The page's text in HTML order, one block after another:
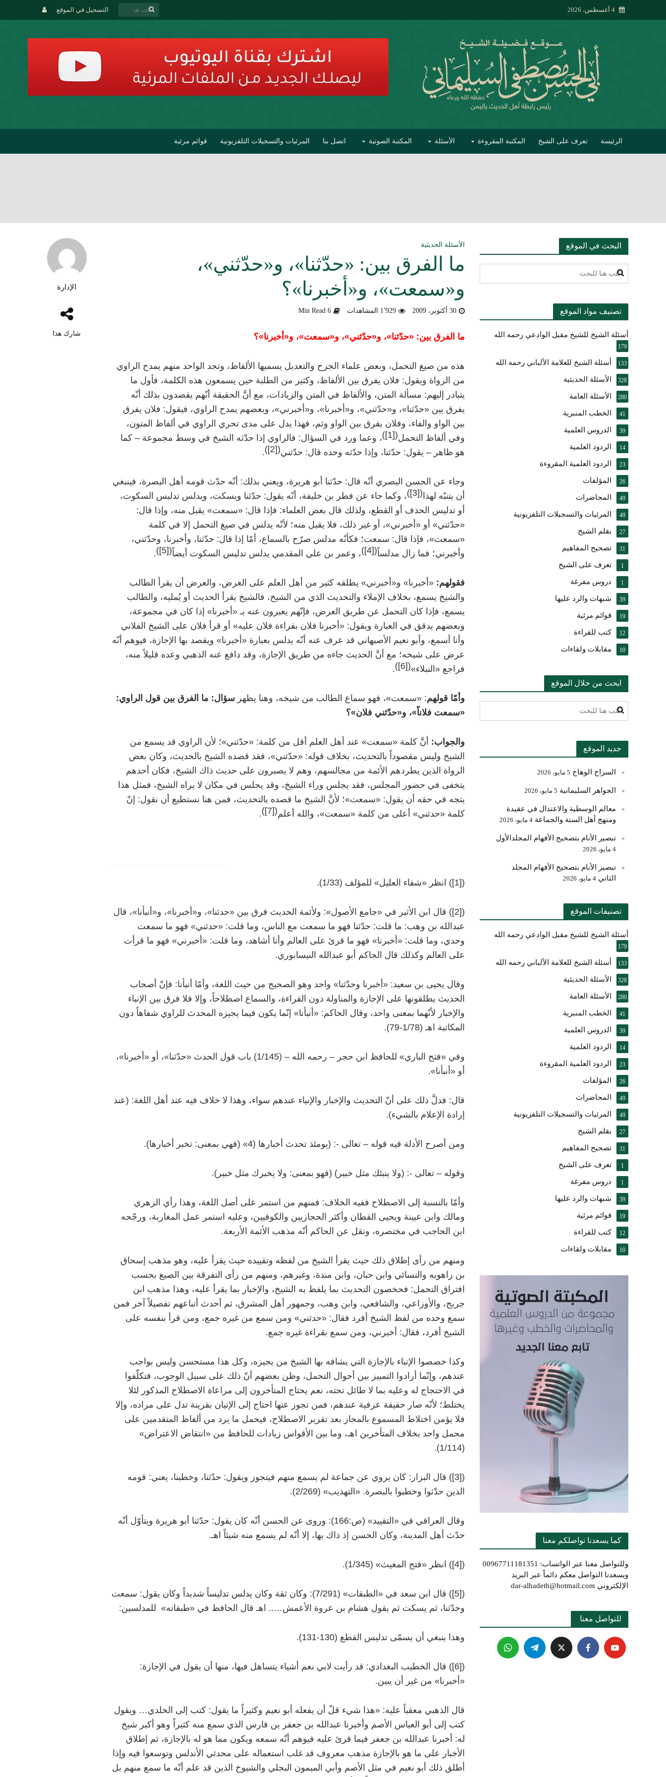
التسجيل في الموقع 4 أغسطس، 2026
الرئيسة تعرف على الشيخ المكتبة المقروءة الأسئلة المكتبة الصوتية اتصل بنا المرئيات والتسجيلات التلفزيونية قوائم مرئية
التعليق على ميثاق العمل الدعوي بين علماء ودعاة اليمن (صوت)
أسئلة عبدالله السليماني الحديثية للشيخ المحدث أبي الحسن السليماني
بيان بشأن حادث نيوزلندا الإرهابي
حقيقة موقف الشيخ الألباني رحمه الله من أخطاء الجماعات الإسلامية
شرح الضوابط الفقهية في التعامل مع المخالف – صوت
النصيحة والتبيان لأهل السودان
الإدارة
شارك هذا
الأسئلة الحديثية
ما الفرق بين: «حدّثنا»، و«حدّثني»،
و«سمعت»، و«أخبرنا»؟
30 أكتوبر، 2009 1٬929 المشاهدات 6 Min Read
ما الفرق بين: «حدّثنا»، و«حدّثني»، و«سمعت»، و«أخبرنا»؟
هذه من صيغ التحمل، وبعض علماء الجرح والتعديل يسميها الألفاظ، وتجد الواحد منهم يمدح الراوي
من الرواة ويقول: فلان يفرق بين الألفاظ، وكثير من الطلبة حين يسمعون هذه الكلمة، فأول ما
يتبادر إليهم: مسألة المتن، والألفاظ في المتن والزيادات، مع أنَّ الحقيقة أنّهم يقصدون بذلك أنّه
يفرق بين «حدّثنا»، و«حدّثني»، و«أخبرنا»، و«أخبرني»، وبعضهم يمدح الراوي، فيقول: فلان يفرق
بين الواو والفاء، وفلان يفرق بين الواو وثم، فهذا يدل على مدى تحري الراوي في ألفاظ المتون،
وفي ألفاظ التحمل(
[1]
)، وعما ورد في السؤال: فالراوي إذا حدّثه الشيخ في وسط مجموعة – كما
هو ظاهر – يقول: حدّثنا، وإذا حدّثه وحده قال: حدّثني(
[2]
)
.
وجاء عن الحسن البصري أنّه قال: حدّثنا أبو هريرة، ويعني بذلك: أنّه حدّث قومه أهل البصرة، فينبغي
أن يتنبّه لهذا (
[3]
)، وكما جاء عن فطر بن خليفة، أنّه يقول: حدّثنا ويسكت، ويدلس تدليس السكوت،
أو تدليس الحذف أو القطع، ولذلك قال بعض العلماء: فإذا قال: «سمعت» يقبل منه، وإذا قال:
«حدّثني» أو «أخبرني»، أو غير ذلك، فلا يقبل منه؛ لأنّه يدلس في صيغ التحمل إلا في كلمة
«سمعت»، فإذا قال: سمعت؛ فكأنّه مدلس صرّح بالسماع، أمّا إذا قال: حدّثنا، وأخبرنا، وحدّثني،
وأخبرني؛ فما زال مدلساً(
[4]
)، وعمر بن علي المقدمي يدلس تدليس السكوت أيضاً(
[5]
)
.
فقولهم: «أخبرنا» و«أخبرني» يطلقه كثير من أهل العلم على العرض، والعرض أن يقرأ الطالب
والشيخ يسمع، بخلاف الإملاء والتحديث الذي من الشيخ، فالشيخ يقرأ الحديث أو يُمليه، والطالب
يسمع، فإذا كان التحمل عن طريق العرض، فإنّهم يعبرون عنه بـ «أخبرنا» إذا كان في مجموعة،
وبعضهم يدقق في العبارة ويقول: «أخبرنا فلان بقراءة فلان عليه» أو قرأ فلان على الشيخ الفلاني
وأنا أسمع، وأبو نعيم الأصبهاني قد عرف عنه أنّه يدلس بعبارة «أخبرنا» ويقصد بها الإجازة، فيوهم أنّه
عرض على شيخه؛ مع أنَّ الحديث جاءه من طريق الإجازة، وقد دافع عنه الذهبي وعده قليلاً منه،
فراجع «النبلاء»(
[6]
)
.
وأمّا قولهم: «سمعت»، فهو سماع الطالب من شيخه، وهنا يظهر سؤال: ما الفرق بين قول الراوي:
«سمعت فلاناً»، و«حدّثني فلان»؟
والجواب: أنَّ كلمة «سمعت» عند أهل العلم أقل من كلمة: «حدّثني»؛ لأن الراوي قد يسمع من
الشيخ وليس مقصوداً بالتحديث، بخلاف قوله: «حدّثني»، فقد قصده الشيخ بالحديث، وكان بعض
الرواة الذين يطردهم الأئمة من مجالسهم، وهم لا يصبرون على حديث ذاك الشيخ، فكان أحدهم
يتخفى في حضور المجلس، فقد يجلس وراء الشيخ، وقد يجلس في مكان لا يراه الشيخ، فمثل هذا
يتجه في حقه أن يقول: «سمعت»؛ لأنَّ الشيخ ما قصده بالتحديث، فمن هنا نستطيع أن نقول: إنّ
كلمة «حدثني» أعلى من كلمة «سمعت»، والله أعلم(
[7]
)
.
([1]) انظر «شفاء العليل» للمؤلف (1/33).
([2])
قال ابن الأثير في «جامع الأصول»: ولأئمة الحديث فرق بين «حدثنا»، و«أخبرنا»، و«أنبأنا»، قال
عبدالله بن وهب: ما قلت: حدّثنا فهو ما سمعت مع الناس، وما قلت: «حدثني» فهو ما سمعت
وحدي، وما قلت: «أخبرنا» فهو ما قرئ على العالم وأنا أشاهد، وما قلت: «أخبرني» فهو ما قرأت
على العالم وكذلك قال الحاكم أبو عبدالله النيسابوري.
وقال يحيى بن سعيد: «أخبرنا وحدّثنا» واحد وهو الصحيح من حيث اللغة، وأمّا أنبأنا: فإنّ أصحاب
الحديث يطلقونها على الإجازة والمناولة دون القراءة، والسماع اصطلاحاً، وإلا فلا فرق بين الإنباء
والإخبار لأنّهما بمعنى واحد، وقال الحاكم: «أنبأنا» إنّما يكون فيما يجيزه المحدث للراوي شفاهاً دون
المكاتبة اهـ (1/78-79).
وفي «فتح الباري» للحافظ ابن حجر –رحمه الله –
(1/145) باب قول الحدث «حدّثنا»، أو «أخبرنا»،
أو «أنبأنا».
قال: فدلَّ ذلك على أنّ التحديث والإخبار والإنباء عندهم سواء، وهذا لا خلاف فيه عند أهل اللغة: (عند
إرادة الإعلام بالشيء).
ومن أصرح الأدلة فيه قوله –تعالى -: (يومئذ تحدث أخبارها (4» (فهي بمعنى: تخبر أخبارها).
وقوله –تعالى -: (ولا ينبئك مثل خبير) (فهو بمعنى: ولا يخبرك مثل خبير).
وأمّا بالنسبة إلى الاصطلاح ففيه الخلاف: فمنهم من استمر على أصل اللغة، وهذا رأي الزهري
ومالك وابن عيينة ويحيى القطان وأكثر الحجازيين والكوفيين، وعليه استمر عمل المغاربة، ورجّحه
ابن الحاجب في مختصره، ونقل عن الحاكم أنّه مذهب الأئمة الأربعة.
ومنهم من رأى إطلاق ذلك حيث يقرأ الشيخ من لفظه وتقييده حيث يقرأ عليه، وهو مذهب إسحاق
بن راهويه والنسائي وابن حبان، وابن مندة، وغيرهم، ومنهم من رأى التفرقة بين الصيغ بحسب
افتراق التحمل: فحخصون التحديث بما يلفظ به الشيخ، والإخبار بما يقرأ عليه، وهذا مذهب ابن
جريج، والأوزاعي، والشافعي، وابن وهب، وجمهور أهل المشرق، ثم أحدث أتباعهم تفصيلاً آخر فمن
سمع وحده من لفظ الشيخ أفرد فقال: «حدثني» ومن سمع من غيره جمع، ومن قرأ بنفسه على
الشيخ أفرد، فقال: أخبرني، ومن سمع بقراءة غيره جمع.
وكذا خصصوا الإنباء بالإجازة التي يشافه بها الشيخ من يجيزه، وكل هذا مستحسن وليس بواجب
عندهم، وإنّما أرادوا التمييز بين أحوال التحمل، وظن بعضهم أنّ ذلك على سبيل الوجوب، فتكلّفوا
في الاحتجاج له وعليه بما لا طائل تحته، نعم يحتاج المتأخرون إلى مراعاة الاصطلاح المذكور لئلا
يختلط؛ لأنّه صار حقيقة عرفية عندهم، فمن تجوز عنها احتاج إلى الإتيان بقرينة تدل على مراده، وإلا
فلا يؤمن اختلاط المسموع بالمجاز بعد تقرير الاصطلاح، فيحمل ما يرد من ألفاظ المتقدمين على
محمل واحد بخلاف المتأخرين اهـ، وما بين الأقواس زيادات للحافظ من «انتقاض الاعتراض»
(1/114).
([3])
قال البزار: كان يروي عن جماعة لم يسمع منهم فيتجوز ويقول: حدّثنا، وخطبنا، يعني: قومه
الذين حدّثوا وخطبوا بالبصرة. «التهذيب» (2/269).
وقال العراقي في «التقييد» (ص:166): وروى عن الحسن أنّه كان يقول: حدّثنا أبو هريرة ويتأوّل أنّه
حدّث أهل المدينة، وكان الحسن إذ ذاك بها، إلا أنّه لم يسمع منه شيئاً اهـ.
([4]) انظر «فتح المغيث» (1/345).
([5])
قال ابن سعد في «الطبقات» (7/291): وكان ثقة وكان يدلس تدليساً شديداً وكان يقول: سمعت
وحدّثنا، ثم يسكت ثم يقول هشام بن عروة الأعمش….. اهـ قال الحافظ في «طبقاته» للمدلسين:
وهذا ينبغي أن يسمّى تدليس القطع (130-131).
([6])
قال الخطيب البغدادي: قد رأيت لابي نعم أشياء يتساهل فيها، منها أن يقول في الإجازة:
«أخبرنا» من غير أن يبين.
قال الذهبي معقباً عليه: «هذا شيء قلّ أن يفعله أبو نعيم وكثيراً ما يقول: كتب إلى الخلدي… ويقول
كتب إلى أبو العباس الأصم وأخبرنا عبدالله بن جعفر بن فارس الذي سمع منه كثيراً وهو أكبر شيخ
له: أخبرنا عبدالله بن جعفر فيما قرئ عليه فيوهم أنّه سمعه ويكون مما هو له بالإجازة، ثم إطلاق
الأخبار على ما هو بالإجازة مذهب معروف قد غلب استعماله على محدثي الأندلس وتوسعوا فيه وإذا
أطلق ذلك أبو نعيم في مثل الأصم وأبي الميمون البجلي والشيوخ الذين قد علم أنّه ما سمع منهم بل
البحث في الموقع
تصنيف مواد الموقع
أسئلة الشيخ للشيخ مقبل الوادعي رحمه الله
179
أسئلة الشيخ للعلامة الألباني رحمه الله 133
الأسئلة الحديثية 328
الأسئلة العامة 280
الخطب المنبرية 41
الدروس العلمية 39
الردود العلمية 14
الردود العلمية المقروءة 23
المؤلفات 26
المحاضرات 49
المرئيات والتسجيلات التلفزيونية 49
بقلم الشيخ 27
تصحيح المفاهيم 31
تعرف على الشيخ 1
دروس مفرغة 1
شبهات والرد عليها 39
قوائم مرئية 19
كتب للقراءة 12
مقابلات ولقاءات 10
ابحث من خلال الموقع
جديد الموقع
السراج الوهاج 5 مايو، 2026
الجواهر السليمانية 5 مايو، 2026
معالم الوسطية والاعتدال في عقيدة
ومنهج أهل السنة والجماعة 4 مايو، 2026
تبصير الأنام بتصحيح الأفهام المجلدالأول
4 مايو، 2026
تبصير الأنام بتصحيح الأفهام المجلد
الثاني 4 مايو، 2026
تصنيفات الموقع
أسئلة الشيخ للشيخ مقبل الوادعي رحمه الله
179
أسئلة الشيخ للعلامة الألباني رحمه الله 133
الأسئلة الحديثية 328
الأسئلة العامة 280
الخطب المنبرية 41
الدروس العلمية 39
الردود العلمية 14
الردود العلمية المقروءة 23
المؤلفات 26
المحاضرات 49
المرئيات والتسجيلات التلفزيونية 49
بقلم الشيخ 27
تصحيح المفاهيم 31
تعرف على الشيخ 1
دروس مفرغة 1
شبهات والرد عليها 39
قوائم مرئية 19
كتب للقراءة 12
مقابلات ولقاءات 10
كما يسعدنا تواصلكم معنا
وللتواصل معنا عبر الواتساب: 00967711181351
ويسعدنا التواصل معكم دائماً عبر البريد
الإلكتروني dar-alhadeth@hotmail.com
للتواصل معنا